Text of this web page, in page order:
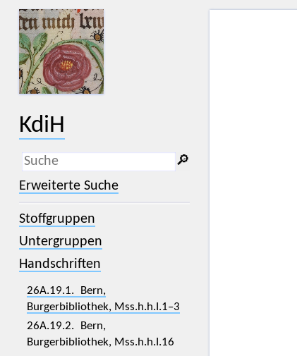
KdiH
_
(der Unterstrich) ist Platzhalter für
genau ein Zeichen.
% (das Prozentzeichen) ist Platzhalter
für kein, ein oder mehr als ein
🔎︎
Erweiterte Suche
Stoffgruppen
Untergruppen
Handschriften
26A.19.1. Bern,
Burgerbibliothek, Mss.h.h.I.1–3
26A.19.2. Bern,
Burgerbibliothek, Mss.h.h.I.16